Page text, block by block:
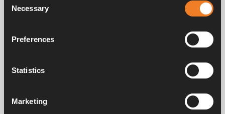
Selection
Necessary
Preferences
Statistics
Marketing
Service & support